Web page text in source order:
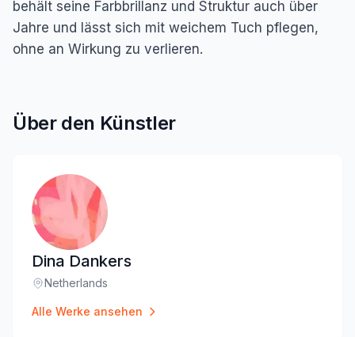
behält seine Farbbrillanz und Struktur auch über
Jahre und lässt sich mit weichem Tuch pflegen,
ohne an Wirkung zu verlieren.
Über den Künstler
Dina Dankers
Standort:
Netherlands
Alle Werke ansehen